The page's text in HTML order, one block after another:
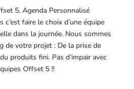
5, Agenda Personnalisé
c’est faire le choix d’une équipe
dans la journée. Nous sommes
de votre projet : De la prise de
produits fini. Pas d’impair avec
Offset 5 !!